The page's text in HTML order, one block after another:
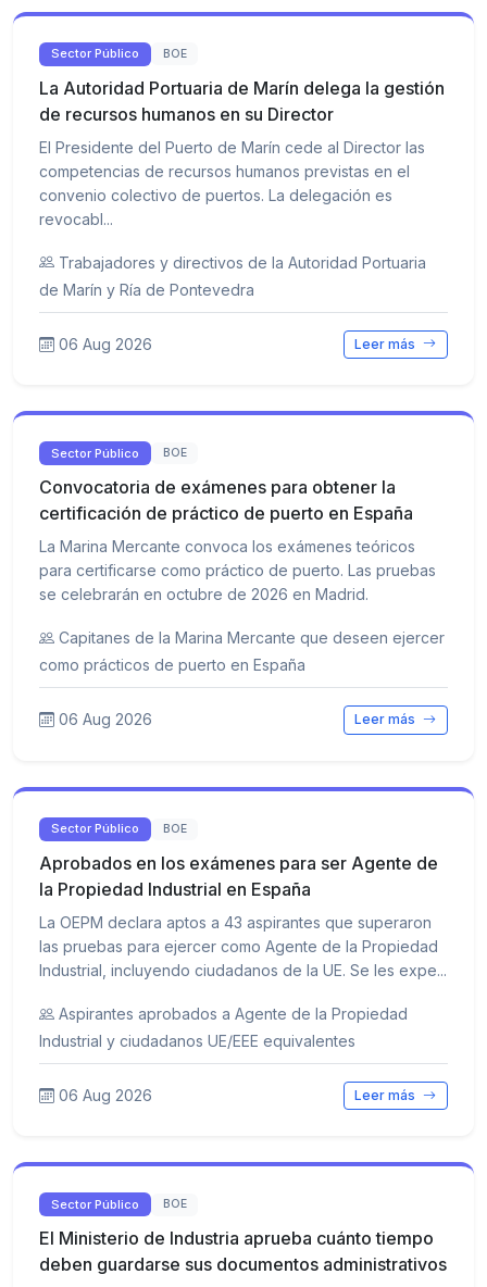
Sector Público BOE
La Autoridad Portuaria de Marín delega la gestión
de recursos humanos en su Director
El Presidente del Puerto de Marín cede al Director las
competencias de recursos humanos previstas en el
convenio colectivo de puertos. La delegación es
revocabl...
Trabajadores y directivos de la Autoridad Portuaria
de Marín y Ría de Pontevedra
06 Aug 2026 Leer más
Sector Público BOE
Convocatoria de exámenes para obtener la
certificación de práctico de puerto en España
La Marina Mercante convoca los exámenes teóricos
para certificarse como práctico de puerto. Las pruebas
se celebrarán en octubre de 2026 en Madrid.
Capitanes de la Marina Mercante que deseen ejercer
como prácticos de puerto en España
06 Aug 2026 Leer más
Sector Público BOE
Aprobados en los exámenes para ser Agente de
la Propiedad Industrial en España
La OEPM declara aptos a 43 aspirantes que superaron
las pruebas para ejercer como Agente de la Propiedad
Industrial, incluyendo ciudadanos de la UE. Se les expe...
Aspirantes aprobados a Agente de la Propiedad
Industrial y ciudadanos UE/EEE equivalentes
06 Aug 2026 Leer más
Sector Público BOE
El Ministerio de Industria aprueba cuánto tiempo
deben guardarse sus documentos administrativos